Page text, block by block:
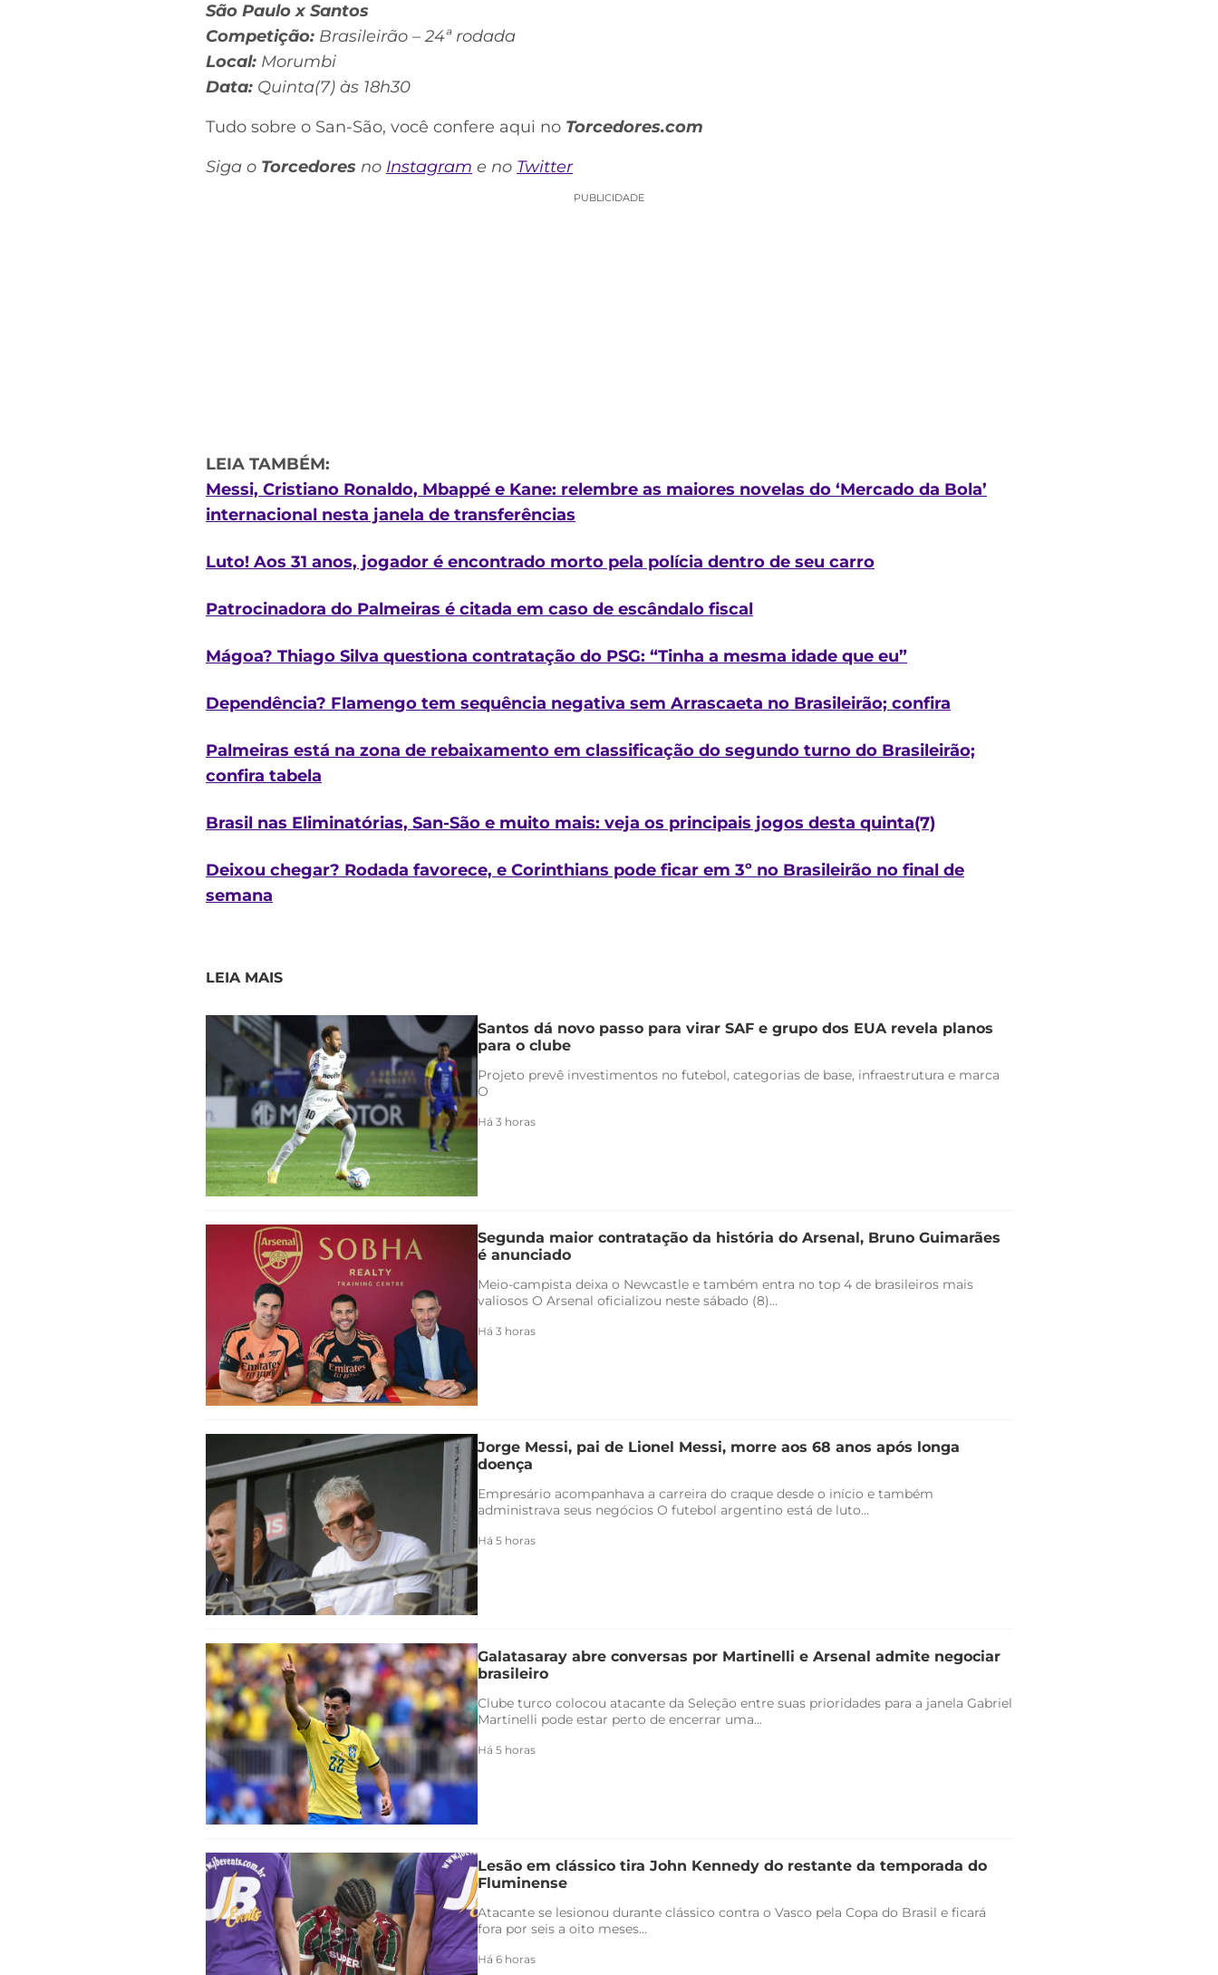
São Paulo x Santos
Competição: Brasileirão – 24ª rodada
Local: Morumbi
Data: Quinta(7) às 18h30
Tudo sobre o San-São, você confere aqui no Torcedores.com
Siga o Torcedores no Instagram e no Twitter
PUBLICIDADE
LEIA TAMBÉM:
Messi, Cristiano Ronaldo, Mbappé e Kane: relembre as maiores novelas do ‘Mercado da Bola’
internacional nesta janela de transferências
Luto! Aos 31 anos, jogador é encontrado morto pela polícia dentro de seu carro
Patrocinadora do Palmeiras é citada em caso de escândalo fiscal
Mágoa? Thiago Silva questiona contratação do PSG: “Tinha a mesma idade que eu”
Dependência? Flamengo tem sequência negativa sem Arrascaeta no Brasileirão; confira
Palmeiras está na zona de rebaixamento em classificação do segundo turno do Brasileirão;
confira tabela
Brasil nas Eliminatórias, San-São e muito mais: veja os principais jogos desta quinta(7)
Deixou chegar? Rodada favorece, e Corinthians pode ficar em 3º no Brasileirão no final de
semana
LEIA MAIS
Santos dá novo passo para virar SAF e grupo dos EUA revela planos
para o clube
Projeto prevê investimentos no futebol, categorias de base, infraestrutura e marca
O
Há 3 horas
Segunda maior contratação da história do Arsenal, Bruno Guimarães
é anunciado
Meio-campista deixa o Newcastle e também entra no top 4 de brasileiros mais
valiosos O Arsenal oficializou neste sábado (8)...
Há 3 horas
Jorge Messi, pai de Lionel Messi, morre aos 68 anos após longa
doença
Empresário acompanhava a carreira do craque desde o início e também
administrava seus negócios O futebol argentino está de luto...
Há 5 horas
Galatasaray abre conversas por Martinelli e Arsenal admite negociar
brasileiro
Clube turco colocou atacante da Seleção entre suas prioridades para a janela Gabriel
Martinelli pode estar perto de encerrar uma...
Há 5 horas
Lesão em clássico tira John Kennedy do restante da temporada do
Fluminense
Atacante se lesionou durante clássico contra o Vasco pela Copa do Brasil e ficará
fora por seis a oito meses...
Há 6 horas